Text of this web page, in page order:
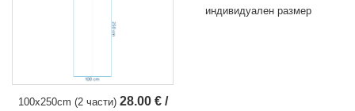
100x250cm (2 части) 28.00 € /
индивидуален размер